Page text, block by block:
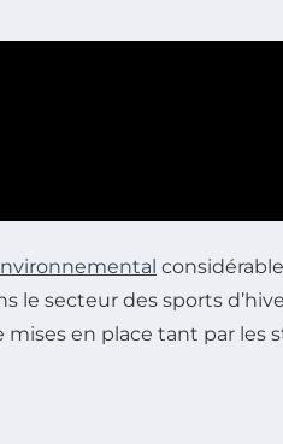
secteur des sports
en place tant par les